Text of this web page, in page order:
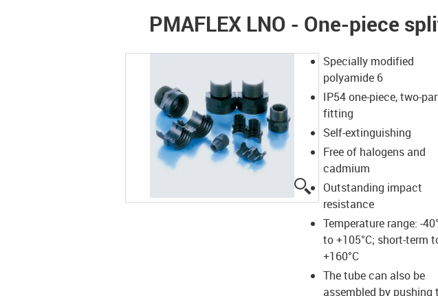
PMAFLEX LNO - One-piece
igus-icon-lupe
Specially modified
polyamide 6
IP54 one-piece, two-
fitting
Self-extinguishing
Free of halogens and
cadmium
Outstanding impact
resistance
Temperature range: -
to +105°C; short-term
+160°C
The tube can also be
assembled by pushing